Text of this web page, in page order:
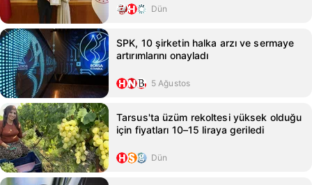
Dün
SPK, 10 şirketin halka arzı ve sermaye
artırımlarını onayladı
5 Ağustos
Tarsus'ta üzüm rekoltesi yüksek olduğu
için fiyatları 10–15 liraya geriledi
Dün